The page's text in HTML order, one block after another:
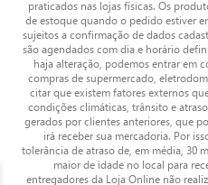
praticados nas lojas físicas. Os
de estoque quando o pedido estiver
sujeitos a confirmação de dados
são agendados com dia e horário
haja alteração, podemos entrar em
compras de supermercado,
citar que existem fatores externos
condições climáticas, trânsito e
gerados por clientes anteriores, que
irá receber sua mercadoria. Por
tolerância de atraso de, em média, 30
maior de idade no local para
entregadores da Loja Online não